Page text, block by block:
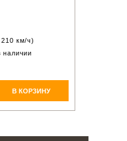
км/ч)
наличии
В КОРЗИНУ